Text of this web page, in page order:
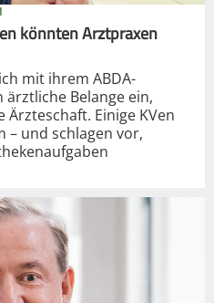
könnten Arztpraxen
mit ihrem ABDA-
Belange ein,
Einige KVen
– und schlagen vor,